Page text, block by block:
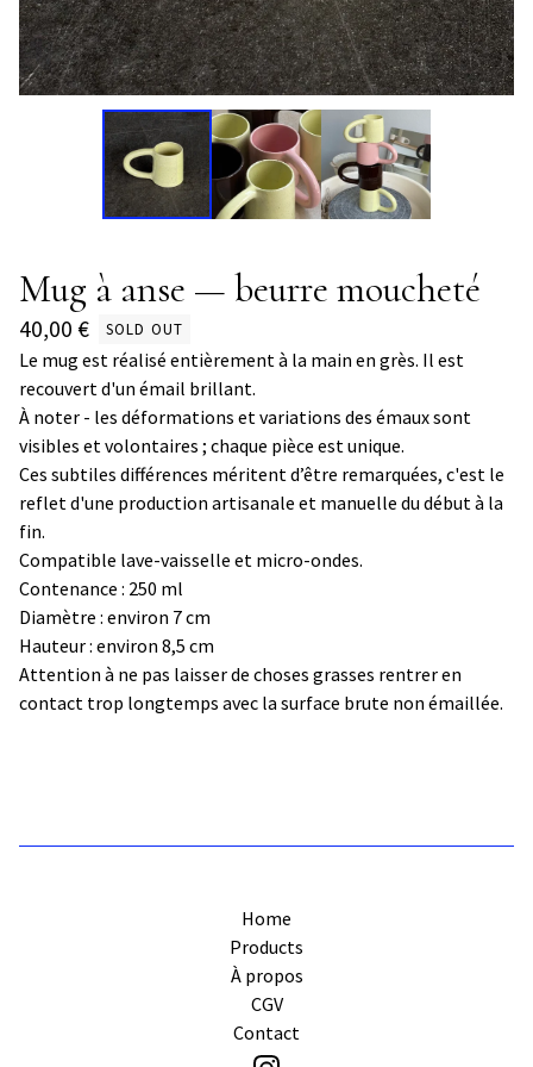
Mug à anse — beurre moucheté
40,00 € SOLD OUT
Le mug est réalisé entièrement à la main en grès. Il est
recouvert d'un émail brillant.
À noter - les déformations et variations des émaux sont
visibles et volontaires ; chaque pièce est unique.
Ces subtiles différences méritent d’être remarquées, c'est le
reflet d'une production artisanale et manuelle du début à la
fin.
Compatible lave-vaisselle et micro-ondes.
Contenance : 250 ml
Diamètre : environ 7 cm
Hauteur : environ 8,5 cm
Attention à ne pas laisser de choses grasses rentrer en
contact trop longtemps avec la surface brute non émaillée.
Home
Products
À propos
CGV
Contact